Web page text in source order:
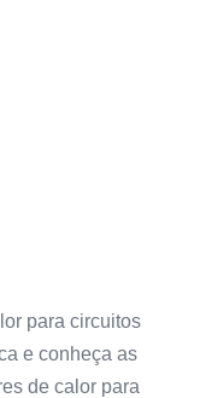
para circuitos
e conheça as
de calor para